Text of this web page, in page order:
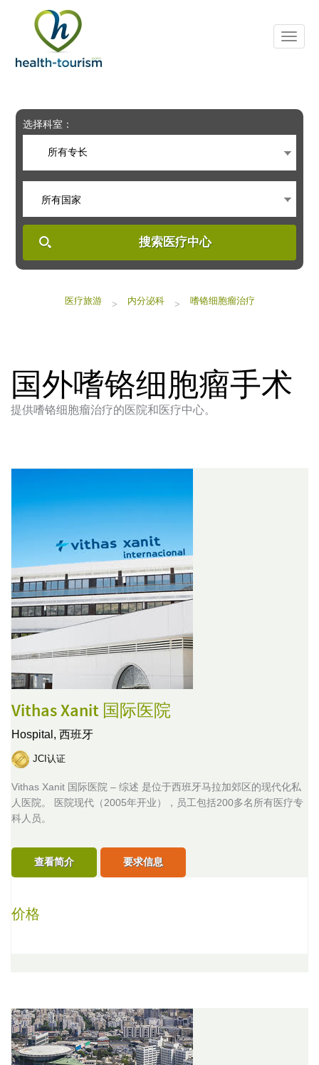
includes
system.
选择科室：
所有专长
所有国家
搜索医疗中心
医疗旅游 > 内分泌科 > 嗜铬细胞瘤治疗
国外嗜铬细胞瘤手术
提供嗜铬细胞瘤治疗的医院和医疗中心。
Vithas Xanit 国际医院
Hospital, 西班牙
JCI认证
Vithas Xanit 国际医院 – 综述 是位于西班牙马拉加郊区的现代化私
人医院。 医院现代（2005年开业），员工包括200多名所有医疗专
科人员。
查看简介 要求信息
价格